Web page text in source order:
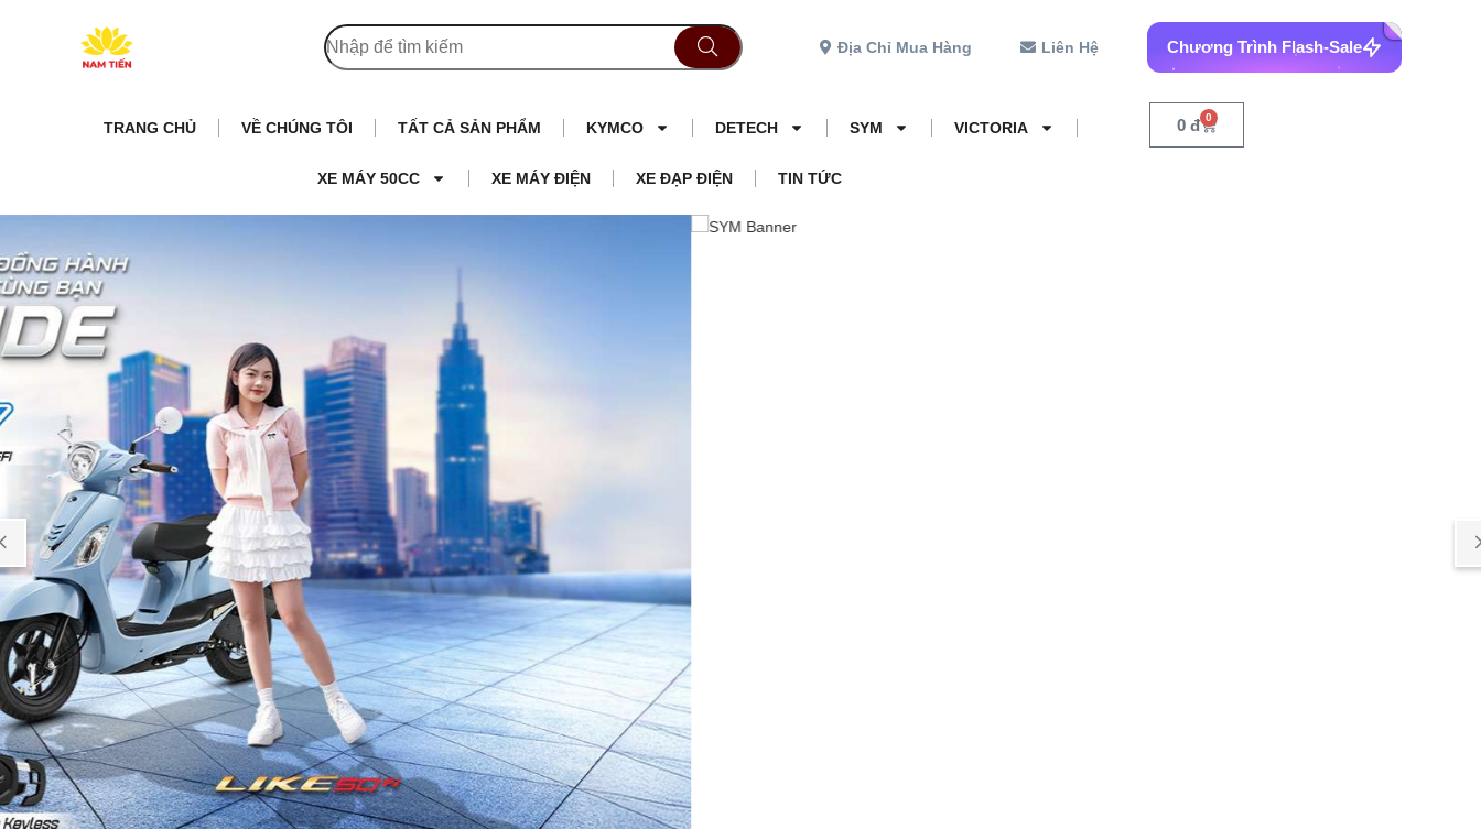
Địa Chỉ Mua Hàng Liên Hệ Chương Trình Flash-Sale
TRANG CHỦ VỀ CHÚNG TÔI TẤT CẢ SẢN PHẨM KYMCO DETECH SYM VICTORIA
XE MÁY 50CC XE MÁY ĐIỆN XE ĐẠP ĐIỆN TIN TỨC
0 đ 0